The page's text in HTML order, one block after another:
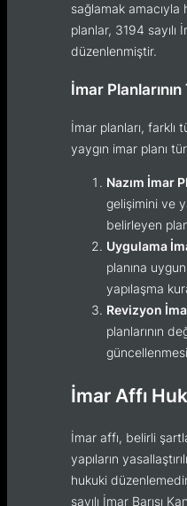
sağlamak amacıyla
planlar, 3194 sayılı
düzenlenmiştir.
İmar
İmar planları, farklı
yaygın imar planı
Nazım İmar
gelişimini ve
belirleyen
Uygulama
planına
yapılaşma
Revizyon
planlarının
İmar Affı
İmar affı, belirli
yapıların
hukuki
sayılı İmar Barışı